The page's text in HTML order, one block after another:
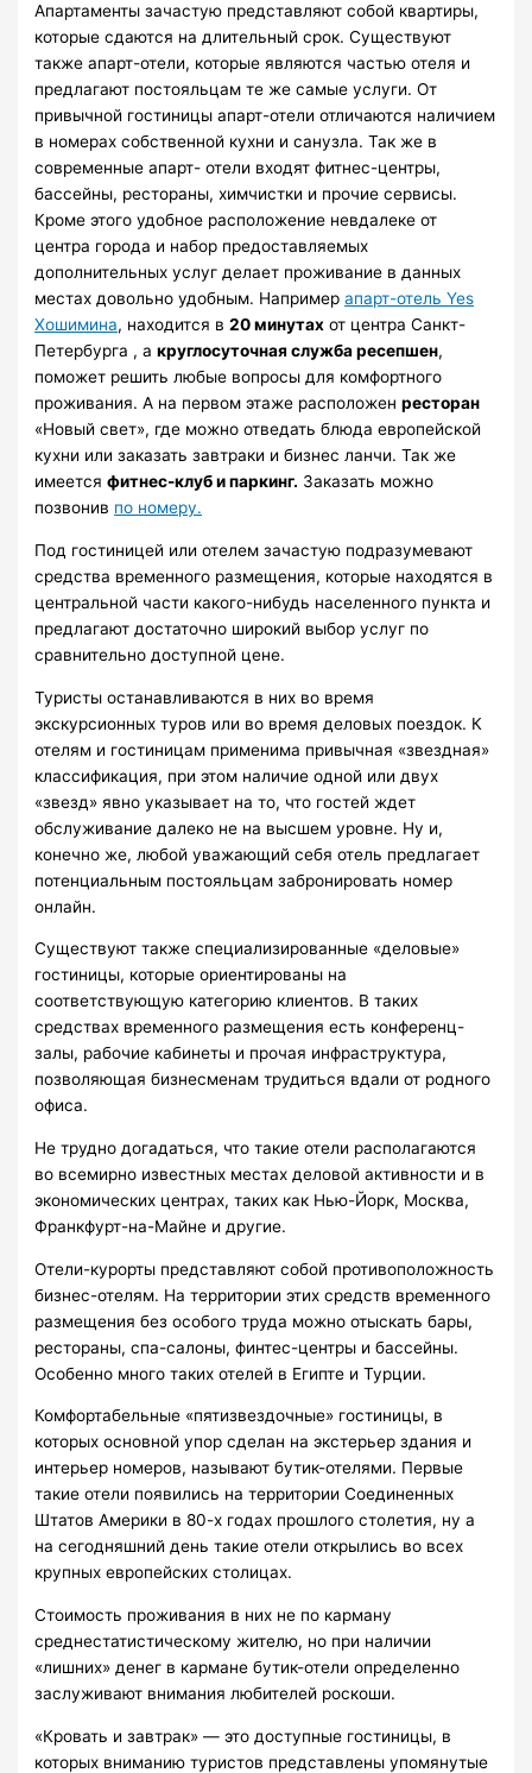
Апартаменты зачастую представляют собой квартиры,
которые сдаются на длительный срок. Существуют
также апарт-отели, которые являются частью отеля и
предлагают постояльцам те же самые услуги. От
привычной гостиницы апарт-отели отличаются наличием
в номерах собственной кухни и санузла. Так же в
современные апарт- отели входят фитнес-центры,
бассейны, рестораны, химчистки и прочие сервисы.
Кроме этого удобное расположение невдалеке от
центра города и набор предоставляемых
дополнительных услуг делает проживание в данных
местах довольно удобным. Напримерапарт-отель Yes
Хошимина, находится в20 минутах от центра Санкт-
Петербурга , акруглосуточная служба ресепшен,
поможет решить любые вопросы для комфортного
проживания. А на первом этаже расположенресторан
«Новый свет», где можно отведать блюда европейской
кухни или заказать завтраки и бизнес ланчи. Так же
имеетсяфитнес-клуб и паркинг. Заказать можно
позвонив по номеру.
Под гостиницей или отелем зачастую подразумевают
средства временного размещения, которые находятся в
центральной части какого-нибудь населенного пункта и
предлагают достаточно широкий выбор услуг по
сравнительно доступной цене.
Туристы останавливаются в них во время
экскурсионных туров или во время деловых поездок. К
отелям и гостиницам применима привычная «звездная»
классификация, при этом наличие одной или двух
«звезд» явно указывает на то, что гостей ждет
обслуживание далеко не на высшем уровне. Ну и,
конечно же, любой уважающий себя отель предлагает
потенциальным постояльцам забронировать номер
онлайн.
Существуют также специализированные «деловые»
гостиницы, которые ориентированы на
соответствующую категорию клиентов. В таких
средствах временного размещения есть конференц-
залы, рабочие кабинеты и прочая инфраструктура,
позволяющая бизнесменам трудиться вдали от родного
офиса.
Не трудно догадаться, что такие отели располагаются
во всемирно известных местах деловой активности и в
экономических центрах, таких как Нью-Йорк, Москва,
Франкфурт-на-Майне и другие.
Отели-курорты представляют собой противоположность
бизнес-отелям. На территории этих средств временного
размещения без особого труда можно отыскать бары,
рестораны, спа-салоны, финтес-центры и бассейны.
Особенно много таких отелей в Египте и Турции.
Комфортабельные «пятизвездочные» гостиницы, в
которых основной упор сделан на экстерьер здания и
интерьер номеров, называют бутик-отелями. Первые
такие отели появились на территории Соединенных
Штатов Америки в 80-х годах прошлого столетия, ну а
на сегодняшний день такие отели открылись во всех
крупных европейских столицах.
Стоимость проживания в них не по карману
среднестатистическому жителю, но при наличии
«лишних» денег в кармане бутик-отели определенно
заслуживают внимания любителей роскоши.
«Кровать и завтрак» — это доступные гостиницы, в
которых вниманию туристов представлены упомянутые